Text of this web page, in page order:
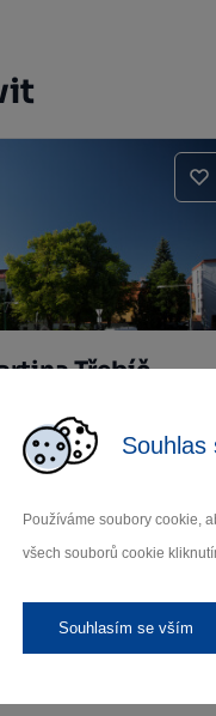
Souhlas
Používáme soubory cookie,
všech souborů cookie
Souhlasím se vším
Třebíč